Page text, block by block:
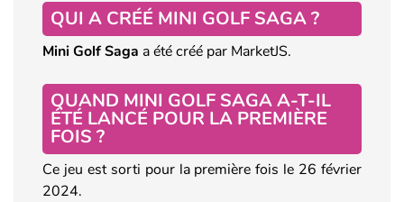
QUI A CRÉÉ MINI GOLF SAGA ?
Mini Golf Saga a été créé par MarketJS.
QUAND MINI GOLF SAGA A-T-IL
ÉTÉ LANCÉ POUR LA PREMIÈRE
FOIS ?
Ce jeu est sorti pour la première fois le 26 février
2024.